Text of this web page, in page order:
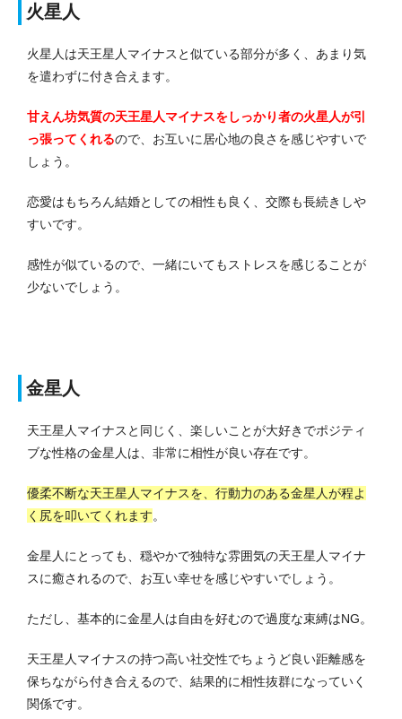
火星人
火星人は天王星人マイナスと似ている部分が多く、あまり気
を遣わずに付き合えます。
甘えん坊気質の天王星人マイナスをしっかり者の火星人が引
っ張ってくれるので、お互いに居心地の良さを感じやすいで
しょう。
恋愛はもちろん結婚としての相性も良く、交際も長続きしや
すいです。
感性が似ているので、一緒にいてもストレスを感じることが
少ないでしょう。
金星人
天王星人マイナスと同じく、楽しいことが大好きでポジティ
ブな性格の金星人は、非常に相性が良い存在です。
優柔不断な天王星人マイナスを、行動力のある金星人が程よ
く尻を叩いてくれます。
金星人にとっても、穏やかで独特な雰囲気の天王星人マイナ
スに癒されるので、お互い幸せを感じやすいでしょう。
ただし、基本的に金星人は自由を好むので過度な束縛はNG。
天王星人マイナスの持つ高い社交性でちょうど良い距離感を
保ちながら付き合えるので、結果的に相性抜群になっていく
関係です。